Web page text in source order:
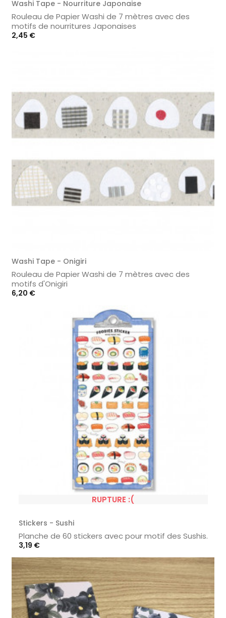
Washi Tape - Nourriture Japonaise
Rouleau de Papier Washi de 7 mètres avec des
motifs de nourritures Japonaises
Prix
2,45 €
Washi Tape - Onigiri
Rouleau de Papier Washi de 7 mètres avec des
motifs d'Onigiri
Prix
6,20 €
RUPTURE :(
Stickers - Sushi
Planche de 60 stickers avec pour motif des Sushis.
Prix
3,19 €